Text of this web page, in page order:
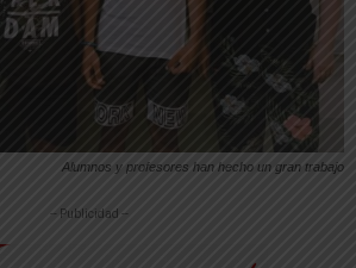
Alumnos y profesores han hecho un gran trabajo
-- Publicidad --